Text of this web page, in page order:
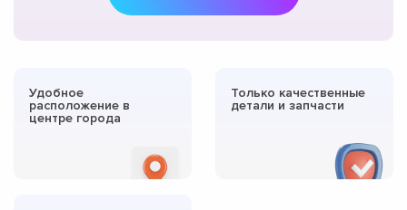
Удобное
расположение в
центре города
Только качественные
детали и запчасти